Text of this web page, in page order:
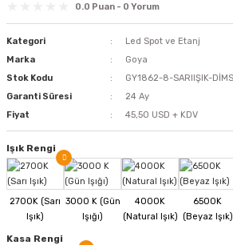
0.0 Puan - 0 Yorum
Kategori
Led Spot ve Etanj
Marka
Goya
Stok Kodu
GY1862-8-SARIIŞIK-
Garanti Süresi
24 Ay
Fiyat
45,50 USD + KDV
Işık Rengi
Kasa Rengi